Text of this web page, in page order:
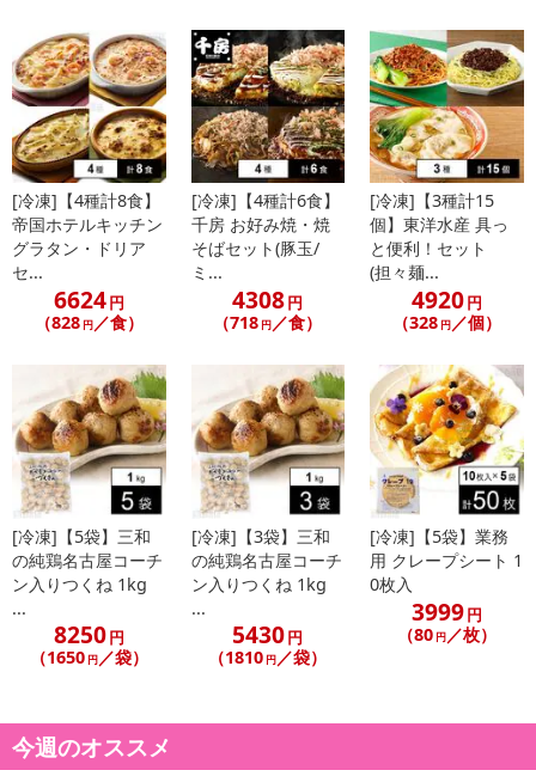
【お支払いについて】
※送料はお試し費用に含まれております。
※お支払い方法は、電話料金合算払い、クレジットカード、dポイン
トの利用となります。
【発送・お届け・商品について】
※お申込み頂きました商品の同梱、お届けの日時指定はいたしかね
ます。
※お客様のご都合でお受取りいただけない場合、商品の再発送や返
金はいたしかねます。
また、お届け日時のご指定は、お受けできません。宅配業者からの
不在票にてご対応ください。
日が異なります。
※dショッピングサンプル百貨店よりお届けする商品は、ご利用いた
だいた後のご感想をいただくことを目的としており、転売等は固く
禁じます。
転売等、目的以外での利用が確認された場合は、サービス利用を停
止させていただきます。
発送日カレンダー
[冷凍]【4種計8食】
帝国ホテルキッチン
グラタン・ドリア
セ...
6624円
（828 円／食）
[冷凍]【4種計6食】
千房 お好み焼・焼
そばセット(豚玉/
ミ...
4308円
（718 円／食）
[冷凍]【3種計15
個】東洋水産 具っ
と便利！セット
(担々麺...
4920円
（328 円／個）
[冷凍]【5袋】三和
の純鶏名古屋コーチ
ン入りつくね 1kg
...
8250円
（1650 円／袋）
[冷凍]【3袋】三和
の純鶏名古屋コーチ
ン入りつくね 1kg
...
5430円
（1810 円／袋）
[冷凍]【5袋】業務
用 クレープシート 1
0枚入
3999円
（80 円／枚）
今週のオススメ